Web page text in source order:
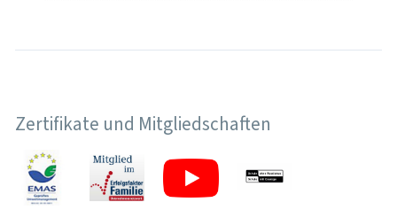
Zertifikate und Mitgliedschaften